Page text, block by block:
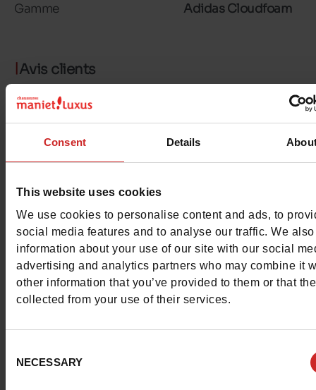
Consent Details
This website uses cookies
We use cookies to personalise content and ads, to
social media features and to analyse our traffic. We
information about your use of our site with our social
advertising and analytics partners who may combine it
other information that you’ve provided to them or that
collected from your use of their services.
Selection
NECESSARY
Gamme Adidas Cloudfoam
Avis clients
Pour les garder comme neuves